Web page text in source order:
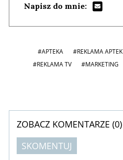
Napisz do mnie:
#APTEKA #REKLAMA APTEK
#REKLAMA TV
#MARKETING
ZOBACZ KOMENTARZE (0)
SKOMENTUJ